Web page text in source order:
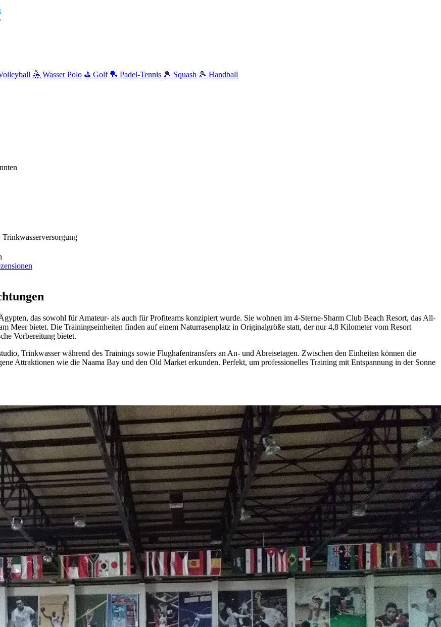
🤽 Wasser Polo ⛳ Golf 🏓 Padel-Tennis 🎾 Squash 🎾 Handball
das sowohl für Amateur- als auch für Profiteams konzipiert wurde. Sie wohnen im 4-Sterne-Sharm Club Beach Resort, das All-
Meer bietet. Die Trainingseinheiten finden auf einem Naturrasenplatz in Originalgröße statt, der nur 4,8 Kilometer vom Resort
Vorbereitung bietet.
Trinkwasser während des Trainings sowie Flughafentransfers an An- und Abreisetagen. Zwischen den Einheiten können die
Attraktionen wie die Naama Bay und den Old Market erkunden. Perfekt, um professionelles Training mit Entspannung in der Sonne